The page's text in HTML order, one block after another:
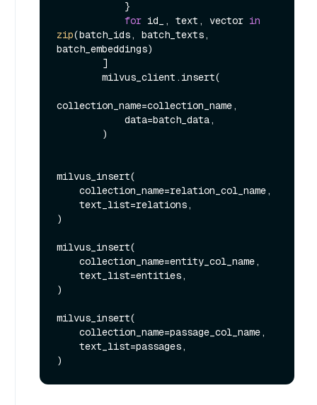
for id_, text, vector in
zip(batch_ids, batch_texts,
batch_embeddings)
collection_name=collection_name,
milvus_insert(
)
milvus_insert(
)
milvus_insert(